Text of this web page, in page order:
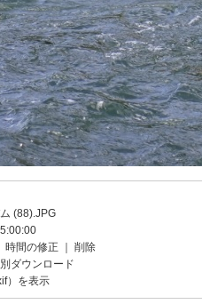
(88).JPG
時間の修正
削除
ダウンロード
）を表示